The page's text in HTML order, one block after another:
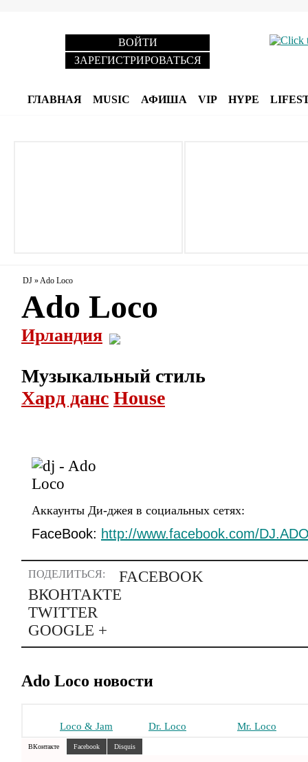
ВОЙТИ
ЗАРЕГИСТРИРОВАТЬСЯ
ГЛАВНАЯ MUSIC АФИША VIP HYPE
DJ »Ado Loco
Ado Loco
Ирландия
Музыкальный стиль
Хард данс House
Аккаунты Ди-джея в социальных сетях:
FaceBook: http://www.facebook.com/
ПОДЕЛИТЬСЯ:
FACEBOOK
ВКОНТАКТЕ
TWITTER
GOOGLE +
Ado Loco новости
Loco & Jam Dr. Loco Mr. Loco
ВКонтакте Facebook Disquis